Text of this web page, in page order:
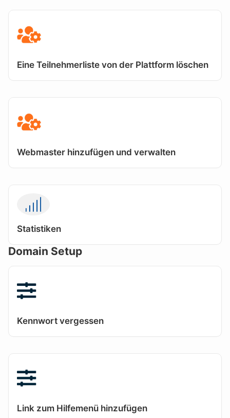
Eine Teilnehmerliste von der Plattform löschen
Webmaster hinzufügen und verwalten
Statistiken
Domain Setup
Kennwort vergessen
Link zum Hilfemenü hinzufügen